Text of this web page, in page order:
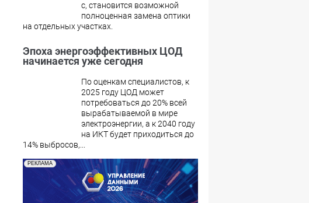
с, становится возможной
полноценная замена оптики
на отдельных участках.
Эпоха энергоэффективных ЦОД
начинается уже сегодня
По оценкам специалистов, к
2025 году ЦОД может
потребоваться до 20% всей
вырабатываемой в мире
электроэнергии, а к 2040 году
на ИКТ будет приходиться до
14% выбросов,...
РЕКЛАМА